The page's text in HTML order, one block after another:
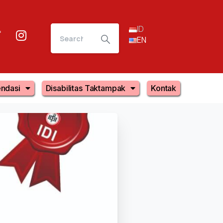
ID
EN
Disabilitas Taktampak Kontak